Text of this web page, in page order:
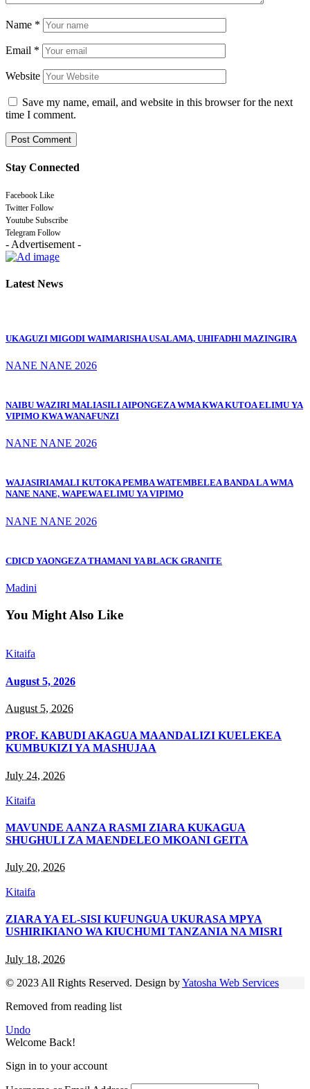
Name *
Email *
Website
Save my name, email, and website in this browser for the next
time I comment.
Stay Connected
Facebook Like
Twitter Follow
Youtube Subscribe
Telegram Follow
- Advertisement -
Latest News
UKAGUZI MIGODI WAIMARISHA USALAMA, UHIFADHI MAZINGIRA
NANE NANE 2026
NAIBU WAZIRI MALIASILI AIPONGEZA WMA KWA KUTOA ELIMU YA
VIPIMO KWA WANAFUNZI
NANE NANE 2026
WAJASIRIAMALI KUTOKA PEMBA WATEMBELEA BANDA LA WMA
NANE NANE, WAPEWA ELIMU YA VIPIMO
NANE NANE 2026
CDICD YAONGEZA THAMANI YA BLACK GRANITE
Madini
You Might Also Like
Kitaifa
August 5, 2026
August 5, 2026
PROF. KABUDI AKAGUA MAANDALIZI KUELEKEA
KUMBUKIZI YA MASHUJAA
July 24, 2026
Kitaifa
MAVUNDE AANZA RASMI ZIARA KUKAGUA
SHUGHULI ZA MAENDELEO MKOANI GEITA
July 20, 2026
Kitaifa
ZIARA YA EL-SISI KUFUNGUA UKURASA MPYA
USHIRIKIANO WA KIUCHUMI TANZANIA NA MISRI
July 18, 2026
© 2023 All Rights Reserved. Design byYatosha Web Services
Removed from reading list
Undo
Welcome Back!
Sign in to your account